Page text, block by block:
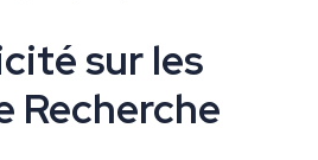
sur les
Recherche